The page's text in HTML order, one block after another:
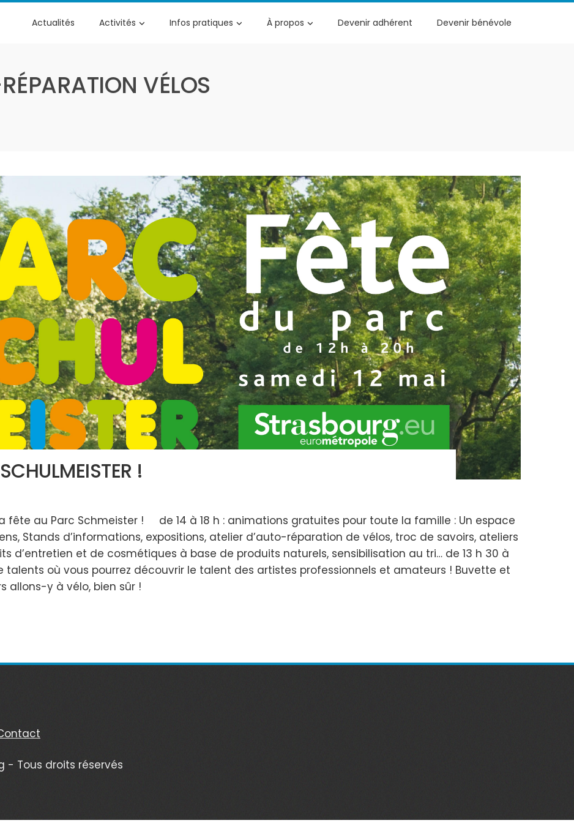
Actualités Activités Infos pratiques À propos Devenir adhérent Devenir bénévole
VÉLOS
!
fête au Parc Schmeister ! de 14 à 18 h : animations gratuites pour toute la famille : Un espace
Stands d’informations, expositions, atelier d’auto-réparation de vélos, troc de savoirs, ateliers
d’entretien et de cosmétiques à base de produits naturels, sensibilisation au tri… de 13 h 30 à
talents où vous pourrez découvrir le talent des artistes professionnels et amateurs ! Buvette et
y à vélo, bien sûr !
- Tous droits réservés